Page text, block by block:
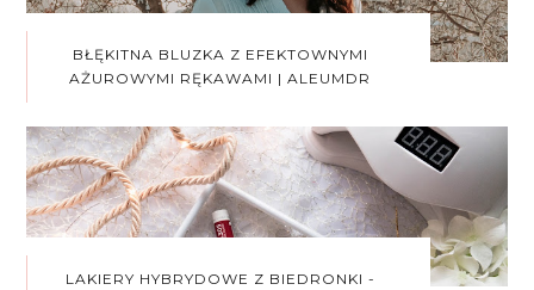
BŁĘKITNA BLUZKA Z EFEKTOWNYMI
AŻUROWYMI RĘKAWAMI | ALEUMDR
LAKIERY HYBRYDOWE Z BIEDRONKI -